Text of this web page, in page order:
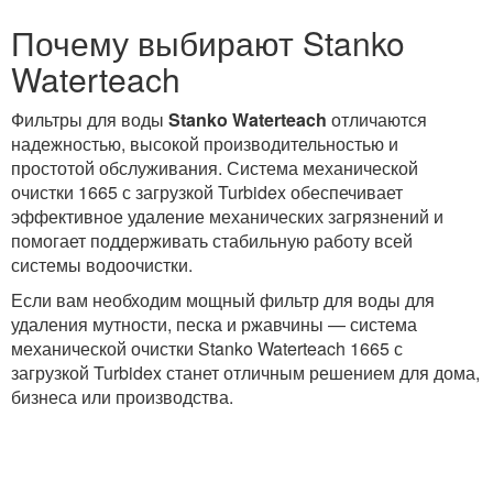
Почему выбирают Stanko
Waterteach
Фильтры для воды Stanko Waterteach отличаются
надежностью, высокой производительностью и
простотой обслуживания. Система механической
очистки 1665 с загрузкой Turbidex обеспечивает
эффективное удаление механических загрязнений и
помогает поддерживать стабильную работу всей
системы водоочистки.
Если вам необходим мощный фильтр для воды для
удаления мутности, песка и ржавчины — система
механической очистки Stanko Waterteach 1665 с
загрузкой Turbidex станет отличным решением для дома,
бизнеса или производства.